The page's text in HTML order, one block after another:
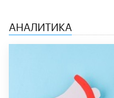
АНАЛИТИКА